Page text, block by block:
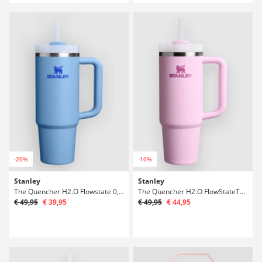
-20%
Stanley
The Quencher H2.O Flowstate 0,89l Bottiglia
€ 49,95 € 39,95
-10%
Stanley
The Quencher H2.O FlowStateTumbler 0,89l Bottiglia
€ 49,95 € 44,95